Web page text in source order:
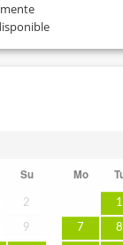
Su
2
9
Mo
1
7 8